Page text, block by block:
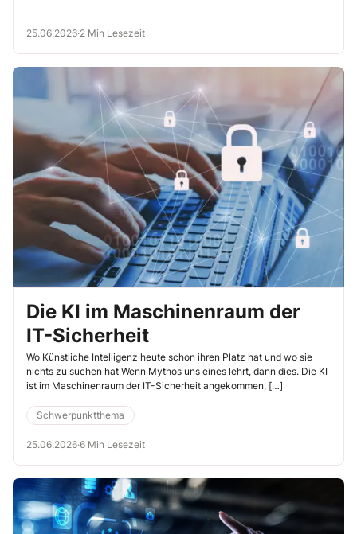
25.06.2026·2 Min Lesezeit
Die KI im Maschinenraum der
IT-Sicherheit
Wo Künstliche Intelligenz heute schon ihren Platz hat und wo sie
nichts zu suchen hat Wenn Mythos uns eines lehrt, dann dies. Die KI
ist im Maschinenraum der IT-Sicherheit angekommen, […]
Schwerpunktthema
25.06.2026·6 Min Lesezeit